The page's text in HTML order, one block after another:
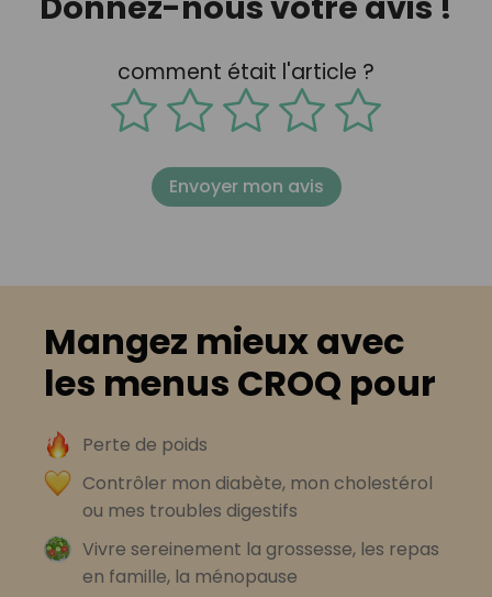
comment était l'article ?
Envoyer mon avis
Mangez mieux avec
les menus CROQ pour
Perte de poids
Contrôler mon diabète, mon cholestérol
ou mes troubles digestifs
Vivre sereinement la grossesse, les repas
en famille, la ménopause